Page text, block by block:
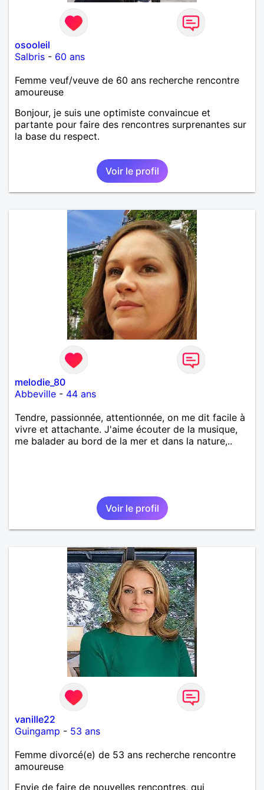
osooleil
Salbris - 60 ans
Femme veuf/veuve de 60 ans recherche rencontre
amoureuse
Bonjour, je suis une optimiste convaincue et
partante pour faire des rencontres surprenantes sur
la base du respect.
Voir le profil
melodie_80
Abbeville - 44 ans
Tendre, passionnée, attentionnée, on me dit facile à
vivre et attachante. J'aime écouter de la musique,
me balader au bord de la mer et dans la nature,..
Voir le profil
vanille22
Guingamp - 53 ans
Femme divorcé(e) de 53 ans recherche rencontre
amoureuse
Envie de faire de nouvelles rencontres, qui